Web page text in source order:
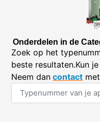
Onderdelen in de
Zoek op het
beste resultaten.Kun
Neem dan contact